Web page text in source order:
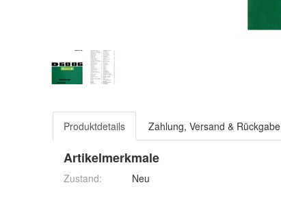
Produktdetails Zahlung, Versand & Rückgabe
Artikelmerkmale
Zustand: Neu